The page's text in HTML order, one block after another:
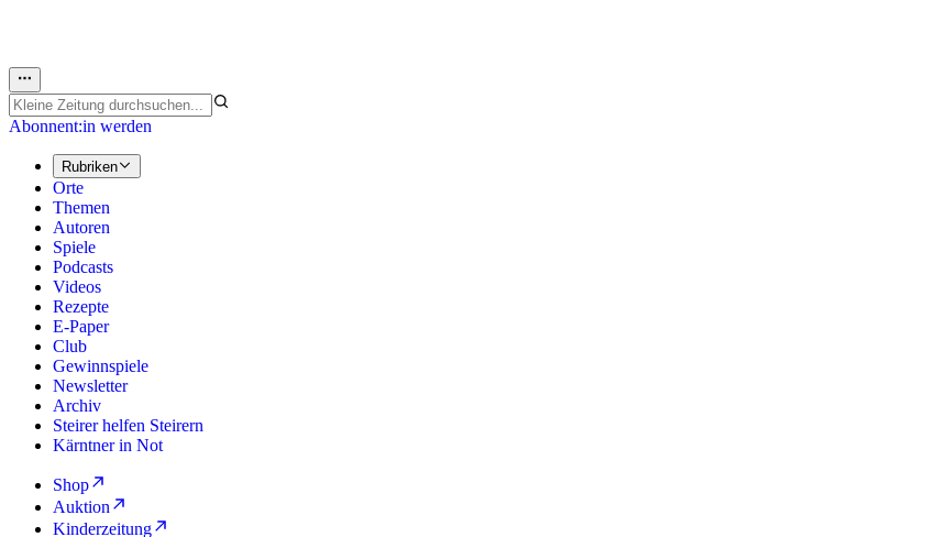
Abonnent:in werden
Rubriken
Orte
Themen
Autoren
Spiele
Podcasts
Videos
Rezepte
E-Paper
Club
Gewinnspiele
Newsletter
Archiv
Steirer helfen Steirern
Kärntner in Not
Shop
Auktion
Kinderzeitung